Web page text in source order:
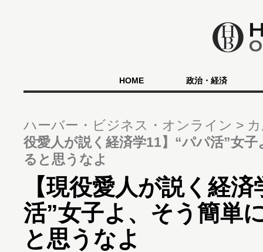
HOME 政治・経済
ハーバー・ビジネス・オンライン
役愛人が説く経済学11】“パパ活”女
ると思うなよ
【現役愛人が説く経
活”女子よ、そう簡単
と思うなよ